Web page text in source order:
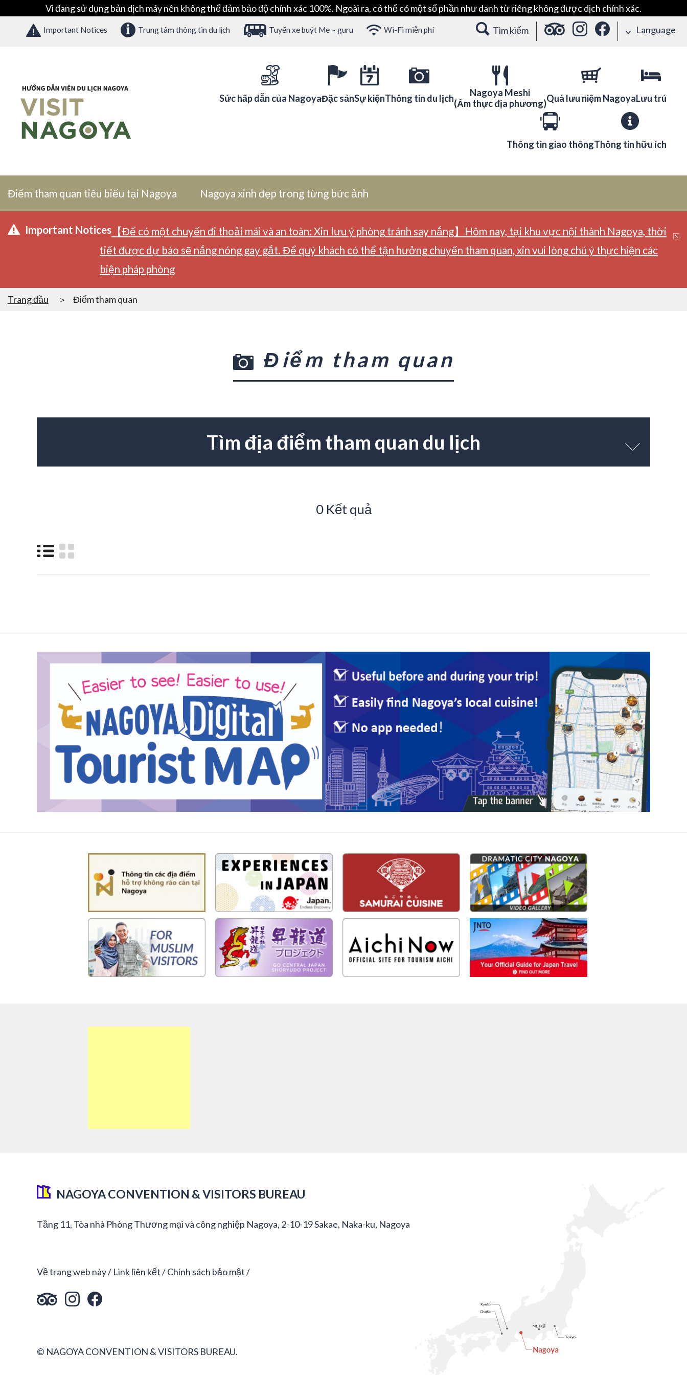
Vì đang sử dụng bản dịch máy nên không thể đảm bảo độ chính xác 100%. Ngoài ra, có thể có một số phần như danh từ riêng không được dịch chính xác.
Important Notices Trung tâm thông tin du lịch Tuyến xe buýt Me ~ guru Wi-Fi miễn phí Tìm kiếm Language
Sức hấp dẫn của NagoyaĐặc sảnSự kiệnThông tin du lịch
Nagoya Meshi
(Ẩm thực địa phương)Quà lưu niệm NagoyaLưu trú
Thông tin giao thôngThông tin hữu ích
Điểm tham quan tiêu biểu tại Nagoya Nagoya xinh đẹp trong từng bức ảnh
Important Notices 【Để có một chuyến đi thoải mái và an toàn: Xin lưu ý phòng tránh say nắng】Hôm nay, tại khu vực nội thành Nagoya, thời
tiết được dự báo sẽ nắng nóng gay gắt. Để quý khách có thể tận hưởng chuyến tham quan, xin vui lòng chú ý thực hiện các
biện pháp phòng
Trang đầu Điểm tham quan
Điểm tham quan
Tìm địa điểm tham quan du lịch
0 Kết quả
NAGOYA CONVENTION & VISITORS BUREAU
Tầng 11, Tòa nhà Phòng Thương mại và công nghiệp Nagoya, 2-10-19 Sakae, Naka-ku, Nagoya
Về trang web này Link liên kết Chính sách bảo mật
© NAGOYA CONVENTION & VISITORS BUREAU.